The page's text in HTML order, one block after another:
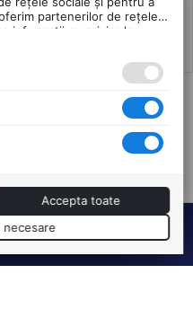
partenerilor de rețele
informații cu privire la
Aceștia le pot combina cu
necesare
Accepta toate